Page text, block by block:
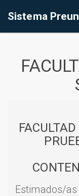
Sistema
Estimados/